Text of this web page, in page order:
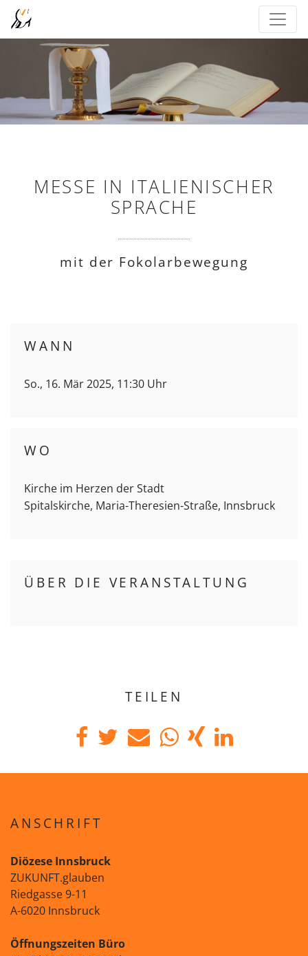
MESSE IN ITALIENISCHER
SPRACHE
mit der Fokolarbewegung
WANN
So., 16. Mär 2025, 11:30 Uhr
WO
Kirche im Herzen der Stadt
Spitalskirche, Maria-Theresien-Straße, Innsbruck
ÜBER DIE VERANSTALTUNG
TEILEN
ANSCHRIFT
Diözese Innsbruck
ZUKUNFT.glauben
Riedgasse 9-11
A-6020 Innsbruck
Öffnungszeiten Büro